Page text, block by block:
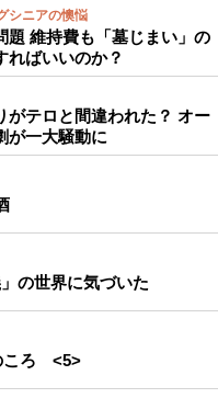
シニアの懊悩
題 維持費も「墓じまい」の
ればいいのか？
がテロと間違われた？ オー
が一大騒動に
の世界に気づいた
ころ <5>